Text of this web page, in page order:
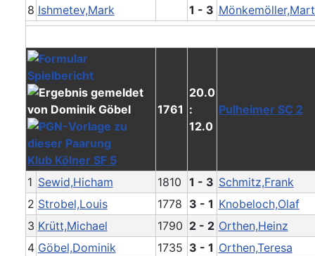
8 Ishmetev,Mark 1 - 3
Klub Kölner SF 5
1761
20.0
:
12.0
Pulheimer SC 2
1 Sewid,Hicham 1810 1 - 3 Schmitz,Frank
2 Strobel,Louis 1778 3 - 1 Knobeloch,Olaf
3 Krütt,Michael 1790 2 - 2 Orthen,Heinz
4 Göbel,Dominik 1735 3 - 1 Orthen,Teresa